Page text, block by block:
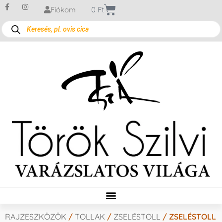
Fiókom 0 Ft
RAJZESZKÖZÖK / TOLLAK / ZSELÉSTOLL / ZSELÉSTOLL